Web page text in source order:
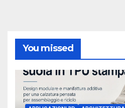
You missed